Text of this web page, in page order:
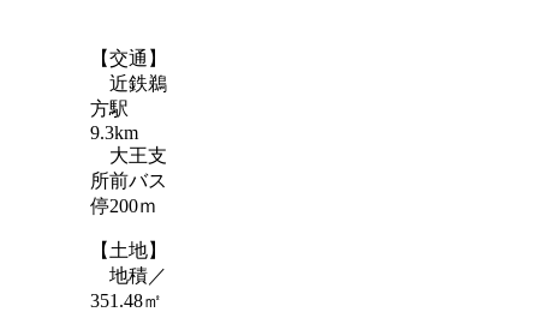
【交通】
近鉄鵜
方駅
9.3km
大王支
所前バス
停200ｍ
【土地】
地積／
351.48㎡